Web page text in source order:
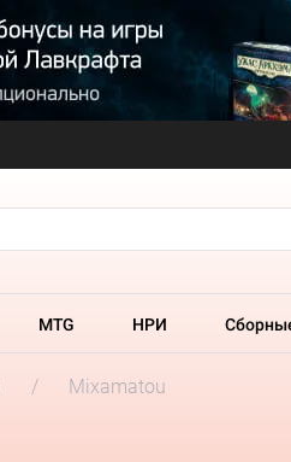
MTG НРИ
Mixamatou